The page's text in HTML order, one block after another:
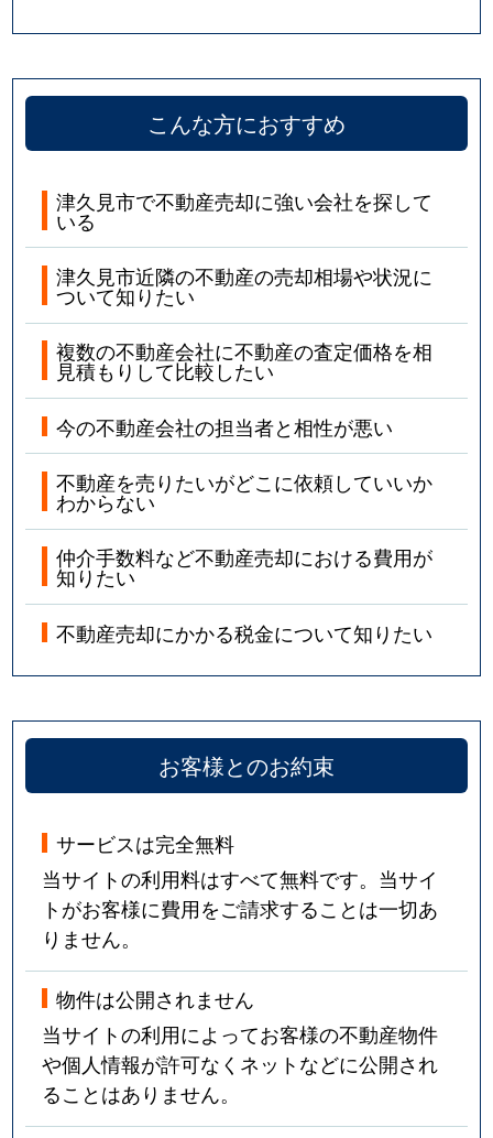
こんな方におすすめ
津久見市で不動産売却に強い会社を探して
いる
津久見市近隣の不動産の売却相場や状況に
ついて知りたい
複数の不動産会社に不動産の査定価格を相
見積もりして比較したい
今の不動産会社の担当者と相性が悪い
不動産を売りたいがどこに依頼していいか
わからない
仲介手数料など不動産売却における費用が
知りたい
不動産売却にかかる税金について知りたい
お客様とのお約束
サービスは完全無料
当サイトの利用料はすべて無料です。当サイ
トがお客様に費用をご請求することは一切あ
りません。
物件は公開されません
当サイトの利用によってお客様の不動産物件
や個人情報が許可なくネットなどに公開され
ることはありません。